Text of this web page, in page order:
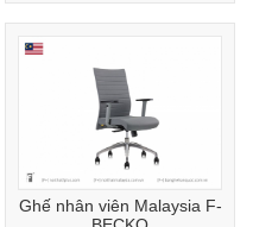
Ghế nhân viên Malaysia F-